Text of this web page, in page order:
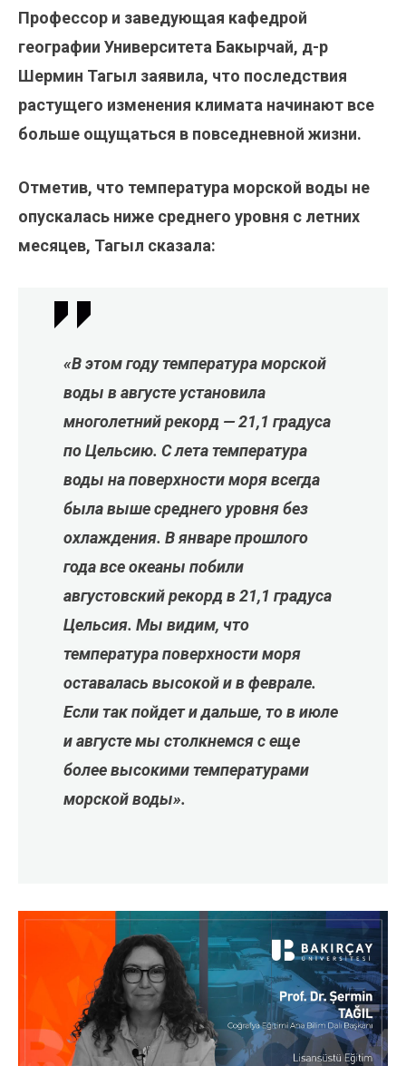
Профессор и заведующая кафедрой
географии Университета Бакырчай, д-р
Шермин Тагыл заявила, что последствия
растущего изменения климата начинают все
больше ощущаться в повседневной жизни.
Отметив, что температура морской воды не
опускалась ниже среднего уровня с летних
месяцев, Тагыл сказала:
«В этом году температура морской
воды в августе установила
многолетний рекорд — 21,1 градуса
по Цельсию. С лета температура
воды на поверхности моря всегда
была выше среднего уровня без
охлаждения. В январе прошлого
года все океаны побили
августовский рекорд в 21,1 градуса
Цельсия. Мы видим, что
температура поверхности моря
оставалась высокой и в феврале.
Если так пойдет и дальше, то в июле
и августе мы столкнемся с еще
более высокими температурами
морской воды».